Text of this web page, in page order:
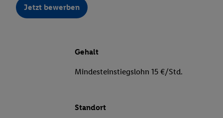
Jetzt bewerben
Gehalt
Mindesteinstiegslohn 15 €/Std.
Standort